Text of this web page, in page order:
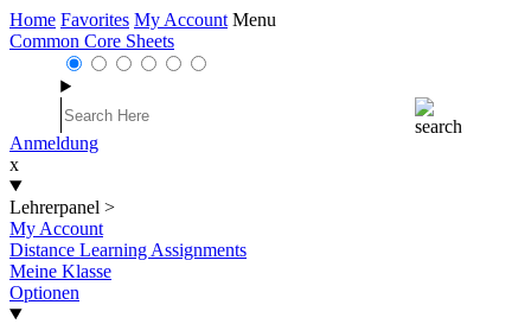
Home Favorites My Account Menu
Common Core Sheets
Anmeldung
x
Lehrerpanel >
My Account
Distance Learning Assignments
Meine Klasse
Optionen